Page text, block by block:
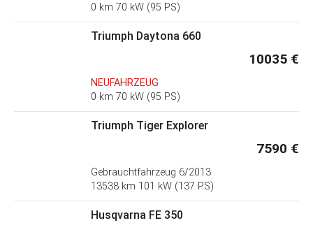
0 km 70 kW (95 PS)
Triumph Daytona 660
10035 €
NEUFAHRZEUG
0 km 70 kW (95 PS)
Triumph Tiger Explorer
7590 €
Gebrauchtfahrzeug 6/2013
13538 km 101 kW (137 PS)
Husqvarna FE 350